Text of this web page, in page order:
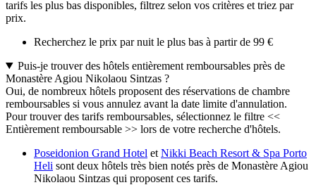
tarifs les plus bas disponibles, filtrez selon vos critères et triez par
prix.
Recherchez le prix par nuit le plus bas à partir de 99 €
Puis-je trouver des hôtels entièrement remboursables près de
Monastère Agiou Nikolaou Sintzas ?
Oui, de nombreux hôtels proposent des réservations de chambre
remboursables si vous annulez avant la date limite d'annulation.
Pour trouver des tarifs remboursables, sélectionnez le filtre <<
Entièrement remboursable >> lors de votre recherche d'hôtels.
Poseidonion Grand Hotel et Nikki Beach Resort & Spa Porto
Heli sont deux hôtels très bien notés près de Monastère Agiou
Nikolaou Sintzas qui proposent ces tarifs.